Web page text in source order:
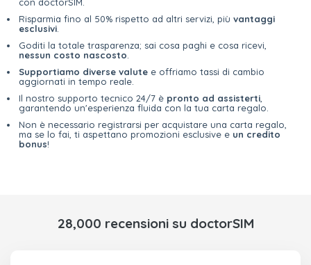
Risparmia fino al 50% rispetto ad altri servizi, più vantaggi
esclusivi
Goditi la totale trasparenza; sai cosa paghi e cosa ricevi,
nessun costo nascosto
Supportiamo diverse valute e offriamo tassi di cambio
aggiornati in tempo reale.
Il nostro supporto tecnico 24/7 è pronto ad assisterti
garantendo un'esperienza fluida con la tua carta regalo.
Non è necessario registrarsi per acquistare una carta regalo,
ma se lo fai, ti aspettano promozioni esclusive e un credito
bonus!
28,000 recensioni su doctorSIM